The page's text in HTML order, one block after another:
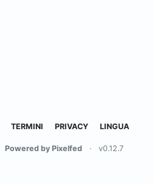
TERMINI PRIVACY LINGUA
Powered by Pixelfed · v0.12.7